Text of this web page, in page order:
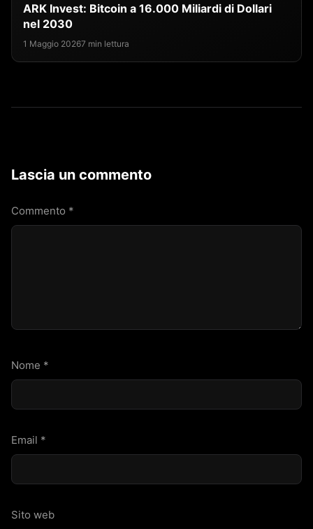
ARK Invest: Bitcoin a 16.000 Miliardi di Dollari
nel 2030
1 Maggio 20267 min lettura
Lascia un commento
Commento *
Nome *
Email *
Sito web